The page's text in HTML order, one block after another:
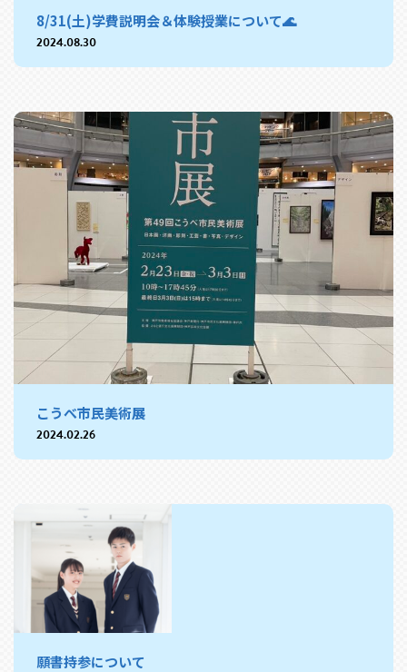
8/31(土)学費説明会＆体験授業について🌊
2024.08.30
こうべ市民美術展
2024.02.26
願書持参について